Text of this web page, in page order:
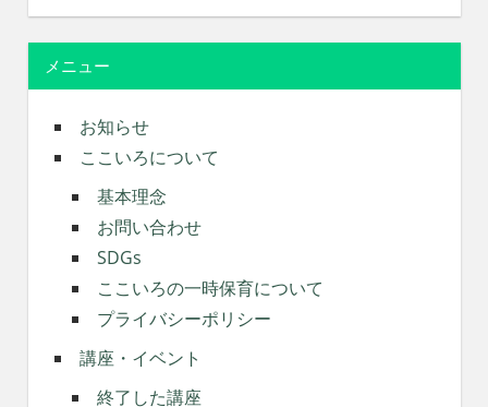
メニュー
お知らせ
ここいろについて
基本理念
お問い合わせ
SDGs
ここいろの一時保育について
プライバシーポリシー
講座・イベント
終了した講座